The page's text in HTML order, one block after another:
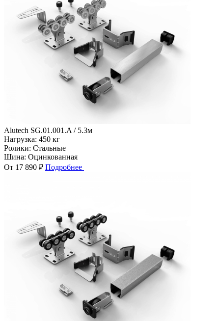
Alutech SG.01.001.A / 5.3м
Нагрузка: 450 кг
Ролики: Стальные
Шина: Оцинкованная
От 17 890 ₽ Подробнее